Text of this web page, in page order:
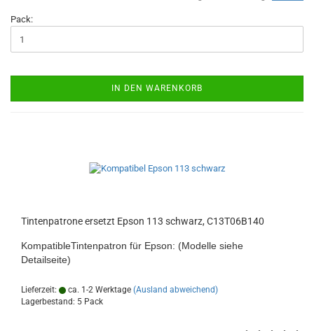
Pack:
IN DEN WARENKORB
Tintenpatrone ersetzt Epson 113 schwarz, C13T06B140
KompatibleTintenpatron für Epson: (Modelle siehe
Detailseite)
Lieferzeit: ca. 1-2 Werktage (Ausland abweichend)
Lagerbestand: 5 Pack